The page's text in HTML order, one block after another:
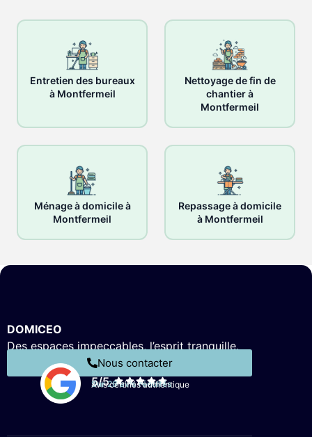
Entretien des bureaux
à Montfermeil
Nettoyage de fin de
chantier à
Montfermeil
Ménage à domicile à
Montfermeil
Repassage à domicile
à Montfermeil
DOMICEO
Des espaces impeccables, l’esprit tranquille.
Nous contacter
5/5
Sur 26 avis récoltés
Avis certifiés authentique